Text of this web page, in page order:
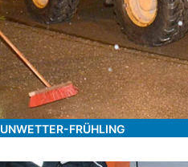
FRÜHLING